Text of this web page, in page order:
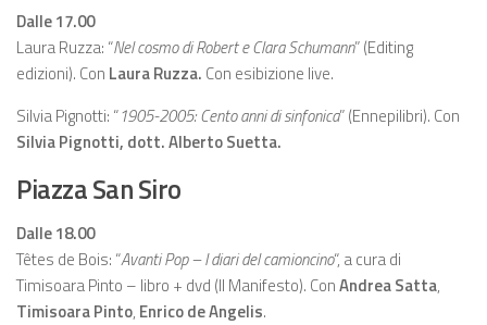
Dalle 17.00
Laura Ruzza: “Nel cosmo di Robert e Clara Schumann” (Editing
edizioni). Con Laura Ruzza. Con esibizione live.
Silvia Pignotti: “1905-2005: Cento anni di sinfonica” (Ennepilibri). Con
Silvia Pignotti, dott. Alberto Suetta.
Piazza San Siro
Dalle 18.00
Têtes de Bois: “Avanti Pop – I diari del camioncino“, a cura di
Timisoara Pinto – libro + dvd (Il Manifesto). ConAndrea Satta,
Timisoara Pinto, Enrico de Angelis.